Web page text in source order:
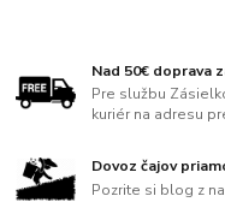
Nad 50€ doprava
Pre službu
kuriér na adresu
Dovoz čajov
Pozrite si blog z